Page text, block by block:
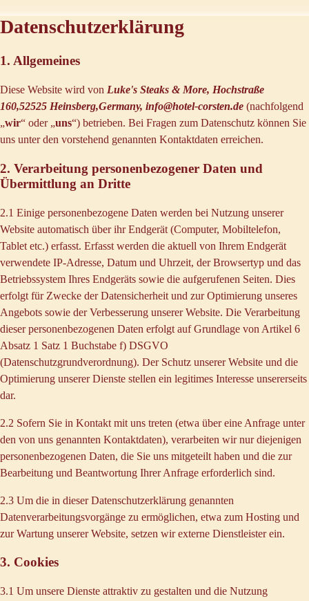
Datenschutzerklärung
1. Allgemeines
Diese Website wird von Luke's Steaks & More, Hochstraße
160,52525 Heinsberg,Germany, info@hotel-corsten.de (nachfolgend
„wir“ oder „uns“) betrieben. Bei Fragen zum Datenschutz können Sie
uns unter den vorstehend genannten Kontaktdaten erreichen.
2. Verarbeitung personenbezogener Daten und
Übermittlung an Dritte
2.1 Einige personenbezogene Daten werden bei Nutzung unserer
Website automatisch über ihr Endgerät (Computer, Mobiltelefon,
Tablet etc.) erfasst. Erfasst werden die aktuell von Ihrem Endgerät
verwendete IP-Adresse, Datum und Uhrzeit, der Browsertyp und das
Betriebssystem Ihres Endgeräts sowie die aufgerufenen Seiten. Dies
erfolgt für Zwecke der Datensicherheit und zur Optimierung unseres
Angebots sowie der Verbesserung unserer Website. Die Verarbeitung
dieser personenbezogenen Daten erfolgt auf Grundlage von Artikel 6
Absatz 1 Satz 1 Buchstabe f) DSGVO
(Datenschutzgrundverordnung). Der Schutz unserer Website und die
Optimierung unserer Dienste stellen ein legitimes Interesse unsererseits
dar.
2.2 Sofern Sie in Kontakt mit uns treten (etwa über eine Anfrage unter
den von uns genannten Kontaktdaten), verarbeiten wir nur diejenigen
personenbezogenen Daten, die Sie uns mitgeteilt haben und die zur
Bearbeitung und Beantwortung Ihrer Anfrage erforderlich sind.
2.3 Um die in dieser Datenschutzerklärung genannten
Datenverarbeitungsvorgänge zu ermöglichen, etwa zum Hosting und
zur Wartung unserer Website, setzen wir externe Dienstleister ein.
3. Cookies
3.1 Um unsere Dienste attraktiv zu gestalten und die Nutzung